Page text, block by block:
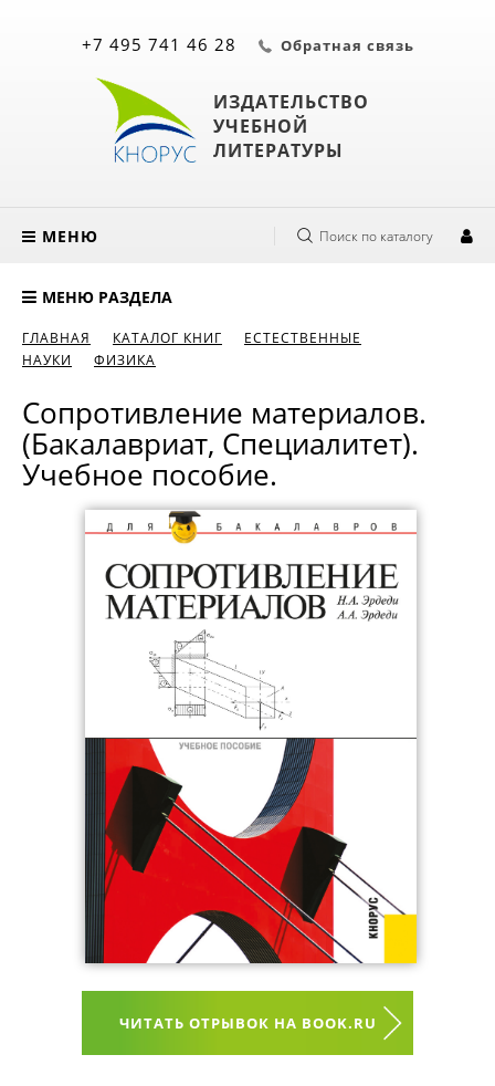
ИЗДАТЕЛЬСТВО
УЧЕБНОЙ
ЛИТЕРАТУРЫ
+7 495 741 46 28 Обратная связь
МЕНЮ Поиск по каталогу
МЕНЮ РАЗДЕЛА
ГЛАВНАЯ КАТАЛОГ КНИГ
ЕСТЕСТВЕННЫЕ
НАУКИ
ФИЗИКА
Сопротивление материалов.
(Бакалавриат, Специалитет).
Учебное пособие.
ЧИТАТЬ ОТРЫВОК НА BOOK.RU